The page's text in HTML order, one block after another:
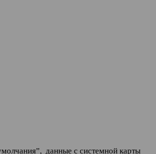
данные с системной карты